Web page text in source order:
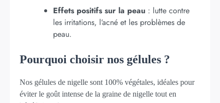
Effets positifs sur la peau : lutte contre
les irritations, l’acné et les problèmes de
peau.
Pourquoi choisir nos gélules ?
Nos gélules de nigelle sont 100% végétales, idéales pour
éviter le goût intense de la graine de nigelle tout en